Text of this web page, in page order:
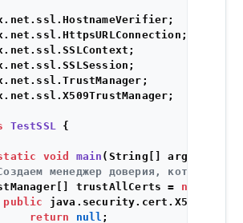
TestSSL {
void main (String[] args)
менеджер доверия, который не
trustAllCerts =
new
public
return
null ;